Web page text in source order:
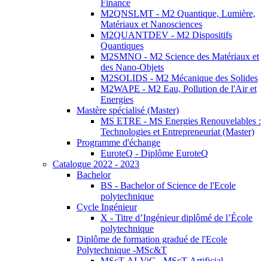
Finance
M2QNSLMT - M2 Quantique, Lumière,
Matériaux et Nanosciences
M2QUANTDEV - M2 Dispositifs
Quantiques
M2SMNO - M2 Science des Matériaux et
des Nano-Objets
M2SOLIDS - M2 Mécanique des Solides
M2WAPE - M2 Eau, Pollution de l'Air et
Energies
Mastère spécialisé (Master)
MS ETRE - MS Energies Renouvelables :
Technologies et Entrepreneuriat (Master)
Programme d'échange
EuroteQ - Diplôme EuroteQ
Catalogue 2022 - 2023
Bachelor
BS - Bachelor of Science de l'Ecole
polytechnique
Cycle Ingénieur
X - Titre d’Ingénieur diplômé de l’École
polytechnique
Diplôme de formation gradué de l'Ecole
Polytechnique -MSc&T